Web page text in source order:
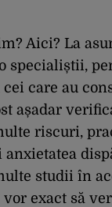
Aici? La
specialiștii,
care au
așadar
riscuri,
studii în
exact să